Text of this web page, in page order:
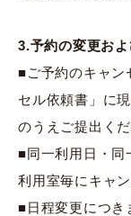
3.予約の変更お
■ご予約のキャン
セル依頼書」に
のうえご提出くだ
■同一利用日・同
利用室毎にキャ
■日程変更につき